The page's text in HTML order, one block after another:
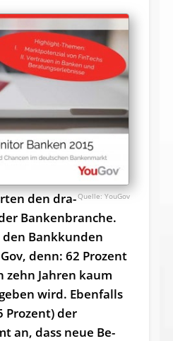
YouGov
den dra­
Bankenbran­che.
den Bankkun­den
denn: 62 Pro­zent
zehn Jah­ren kaum
wird. Eben­falls
Pro­zent) der
an, dass neue Be­